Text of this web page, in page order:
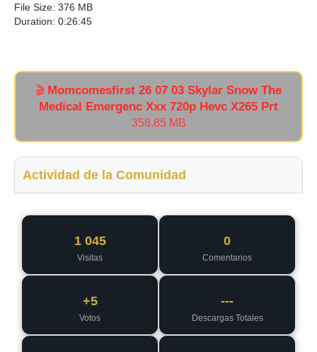
File Size: 376 MB
Duration: 0:26:45
🎬 Momcomesfirst 26 07 03 Skylar Snow The
Medical Emergenc Xxx 720p Hevc X265 Prt
358.85 MB
Actividad de la Comunidad
1 045
Visitas
0
Comentarios
+5
Votos
---
Descargas Totales